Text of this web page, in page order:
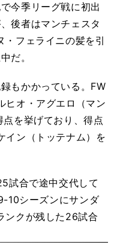
今季リーグ戦に初出
後者はマンチェスタ
・フェライニの髪を引
だ。
もかかっている。FW
ヒオ・アグエロ（マン
を挙げており、得点
イン（トッテナム）を
試合で途中交代して
10シーズンにサンダ
ンクが残した26試合